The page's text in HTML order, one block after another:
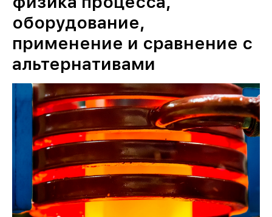
оборудование,
применение и сравнение с
альтернативами